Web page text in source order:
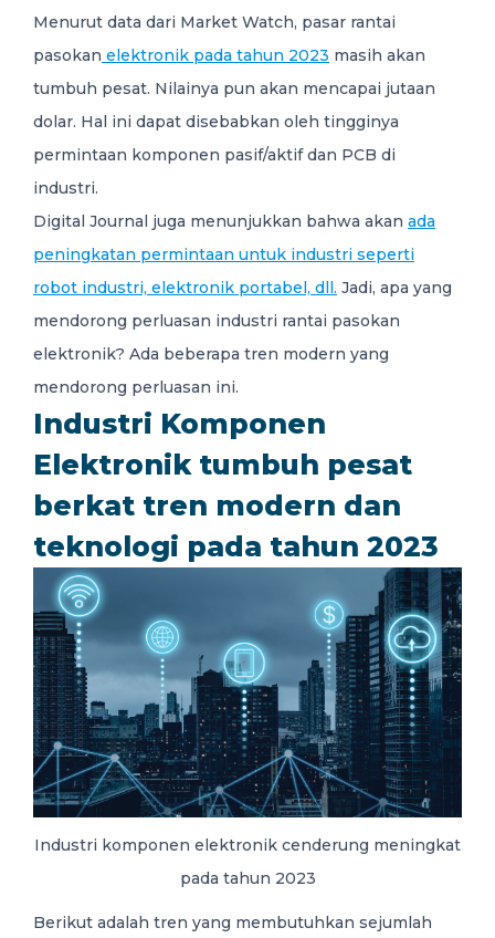
Menurut data dari Market Watch, pasar rantai
pasokan elektronik pada tahun 2023 masih akan
tumbuh pesat. Nilainya pun akan mencapai jutaan
dolar. Hal ini dapat disebabkan oleh tingginya
permintaan komponen pasif/aktif dan PCB di
industri.
Digital Journal juga menunjukkan bahwa akan ada
peningkatan permintaan untuk industri seperti
robot industri, elektronik portabel, dll. Jadi, apa yang
mendorong perluasan industri rantai pasokan
elektronik? Ada beberapa tren modern yang
mendorong perluasan ini.
Industri Komponen
Elektronik tumbuh pesat
berkat tren modern dan
teknologi pada tahun 2023
Industri komponen elektronik cenderung meningkat
pada tahun 2023
Berikut adalah tren yang membutuhkan sejumlah